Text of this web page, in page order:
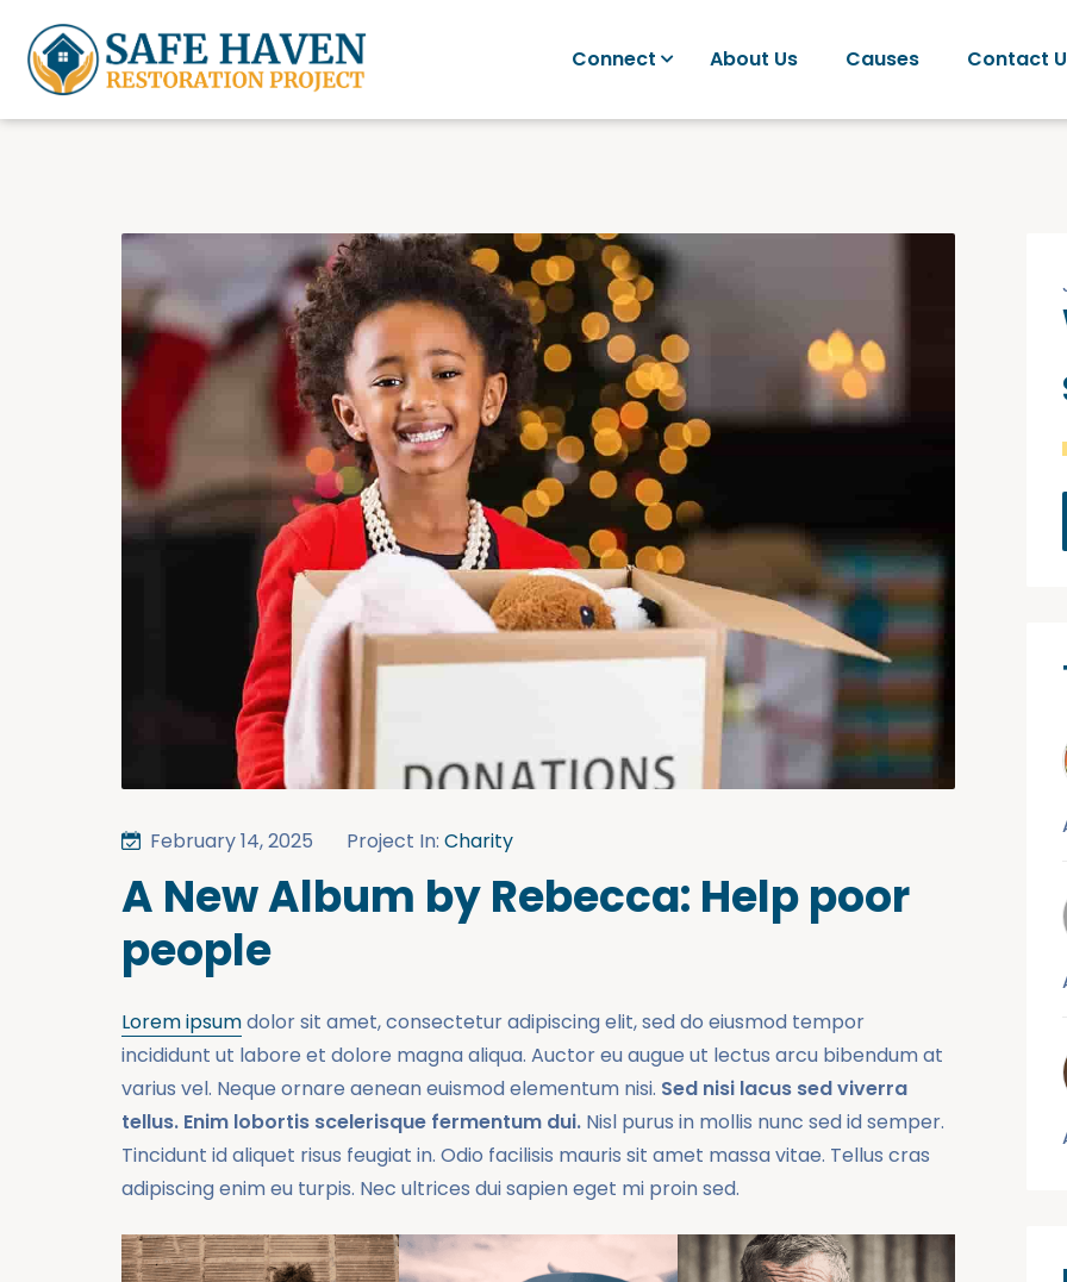
Connect About Us Causes Contact
February 14, 2025 Project In: Charity
A New Album by Rebecca: Help poor
people
Lorem ipsumdolor sit amet, consectetur adipiscing elit, sed do eiusmod tempor
incididunt ut labore et dolore magna aliqua. Auctor eu augue ut lectus arcu bibendum at
varius vel. Neque ornare aenean euismod elementum nisi. Sed nisi lacus sed viverra
tellus. Enim lobortis scelerisque fermentum dui. Nisl purus in mollis nunc sed id semper.
Tincidunt id aliquet risus feugiat in. Odio facilisis mauris sit amet massa vitae. Tellus cras
adipiscing enim eu turpis. Nec ultrices dui sapien eget mi proin sed.